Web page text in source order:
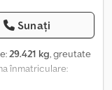
Sunați
29.421 kg, greutate
înmatriculare:
Platformă +